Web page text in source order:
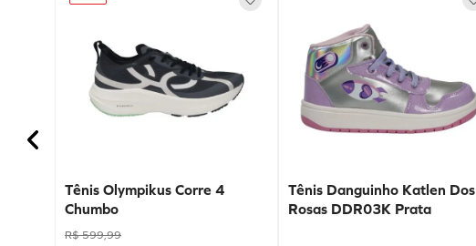
Tênis Olympikus Corre 4
Chumbo
R$ 599,99
Tênis Danguinho Katlen Dos
Rosas DDR03K Prata